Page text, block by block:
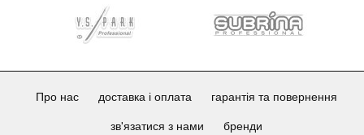
Про нас доставка і оплата гарантія та повернення
зв'язатися з нами бренди